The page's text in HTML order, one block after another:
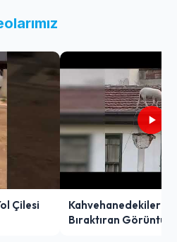
Çilesi
Kahvehanedekiler
Bıraktıran Görüntü!